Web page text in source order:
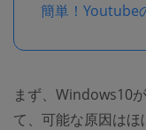
簡単！Youtube
まず、Windows10
て、可能な原因はほ